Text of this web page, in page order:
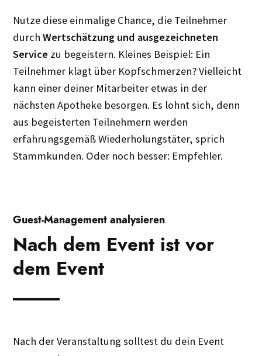
Nutze diese einmalige Chance, die Teilnehmer
durch Wertschätzung und ausgezeichneten
Service zu begeistern. Kleines Beispiel: Ein
Teilnehmer klagt über Kopfschmerzen? Vielleicht
kann einer deiner Mitarbeiter etwas in der
nächsten Apotheke besorgen. Es lohnt sich, denn
aus begeisterten Teilnehmern werden
erfahrungsgemäß Wiederholungstäter, sprich
Stammkunden. Oder noch besser: Empfehler.
Guest-Management analysieren
Nach dem Event ist vor
dem Event
Nach der Veranstaltung solltest du dein Event